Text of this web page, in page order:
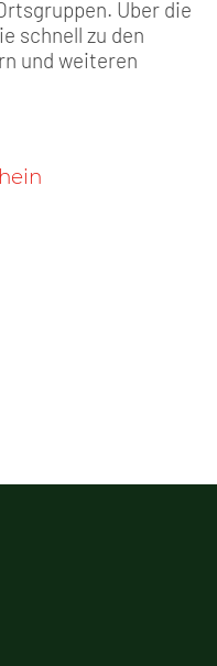
Über die
schnell zu den
und weiteren